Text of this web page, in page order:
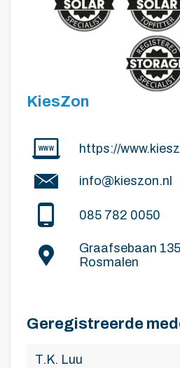
KiesZon
https://
info@kieszon.nl
085 782 0050
Graafsebaan
Rosmalen
Geregistreerde
T.K. Luu